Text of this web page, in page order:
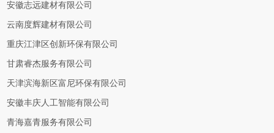
安徽志远建材有限公司
云南度辉建材有限公司
重庆江津区创新环保有限公司
甘肃睿杰服务有限公司
天津滨海新区富尼环保有限公司
安徽丰庆人工智能有限公司
青海嘉青服务有限公司